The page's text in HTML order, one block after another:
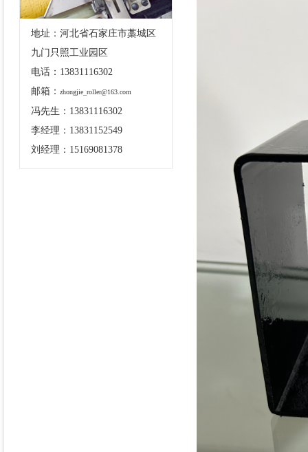
地址：河北省石家庄市藁城区
九门只照工业园区
电话：13831116302
邮箱： zhongjie_roller@163.com
冯先生：13831116302
李经理：13831152549
刘经理：15169081378